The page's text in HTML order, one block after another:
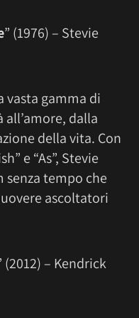
” (1976) – Stevie
vasta gamma di
dalla
della vita. Con
e “As”, Stevie
senza tempo che
ascoltatori
(2012) – Kendrick